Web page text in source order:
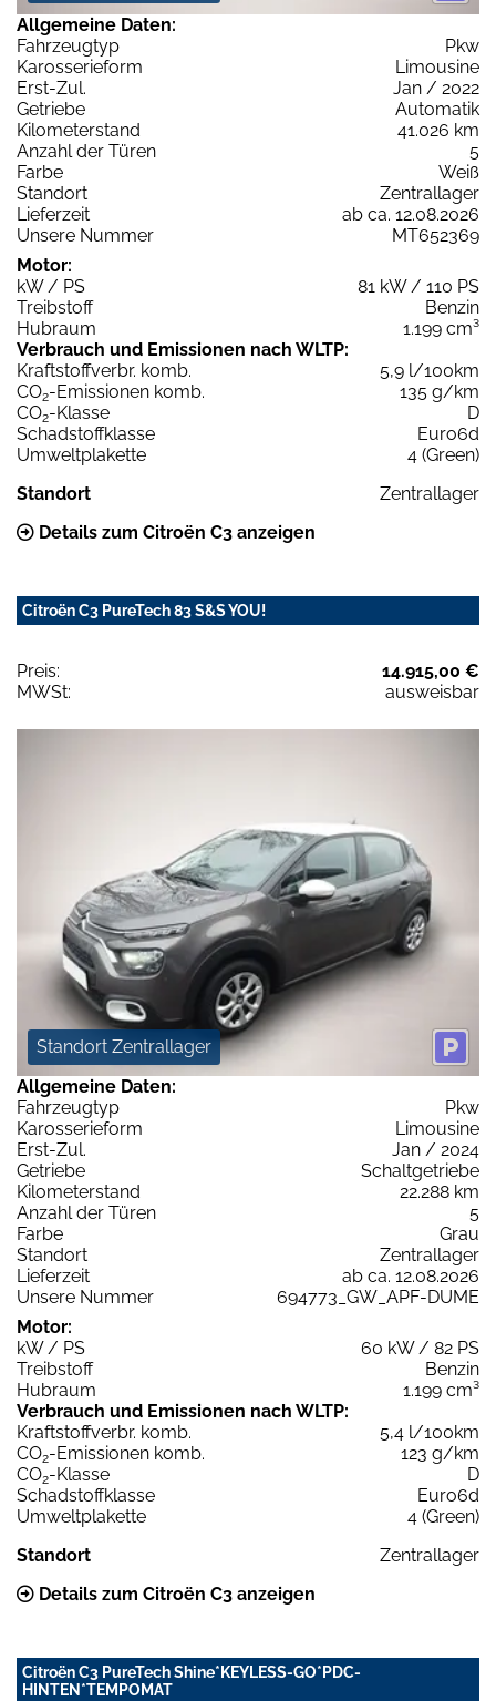
Allgemeine Daten:
Fahrzeugtyp
Pkw
Karosserieform
Limousine
Erst-Zul.
Jan / 2022
Getriebe
Automatik
Kilometerstand
41.026 km
Anzahl der Türen
5
Farbe
Weiß
Standort
Zentrallager
Lieferzeit
ab ca. 12.08.2026
Unsere Nummer
MT652369
Motor:
kW / PS
81 kW / 110 PS
Treibstoff
Benzin
Hubraum
1.199 cm³
Verbrauch und Emissionen nach WLTP:
Kraftstoffverbr. komb.
5,9 l/100km
CO2-Emissionen komb.
135 g/km
CO2-Klasse
D
Schadstoffklasse
Euro6d
Umweltplakette
4 (Green)
Standort
Zentrallager
Details zum Citroën C3 anzeigen
Citroën C3 PureTech 83 S&S YOU!
Preis:
14.915,00 €
MWSt:
ausweisbar
Standort Zentrallager
Allgemeine Daten:
Fahrzeugtyp
Pkw
Karosserieform
Limousine
Erst-Zul.
Jan / 2024
Getriebe
Schaltgetriebe
Kilometerstand
22.288 km
Anzahl der Türen
5
Farbe
Grau
Standort
Zentrallager
Lieferzeit
ab ca. 12.08.2026
Unsere Nummer
694773_GW_APF-DUME
Motor:
kW / PS
60 kW / 82 PS
Treibstoff
Benzin
Hubraum
1.199 cm³
Verbrauch und Emissionen nach WLTP:
Kraftstoffverbr. komb.
5,4 l/100km
CO2-Emissionen komb.
123 g/km
CO2-Klasse
D
Schadstoffklasse
Euro6d
Umweltplakette
4 (Green)
Standort
Zentrallager
Details zum Citroën C3 anzeigen
Citroën C3 PureTech Shine*KEYLESS-GO*PDC-
HINTEN*TEMPOMAT